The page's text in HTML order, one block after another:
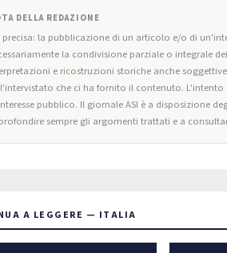
DELLA REDAZIONE
precisa: la pubblicazione di un articolo e/o di
la condivisione parziale o integrale
e ricostruzioni storiche anche
che ci ha fornito il contenuto.
pubblico. Il giornale ASI è a disposizione
sempre gli argomenti trattati e a
A LEGGERE — ITALIA